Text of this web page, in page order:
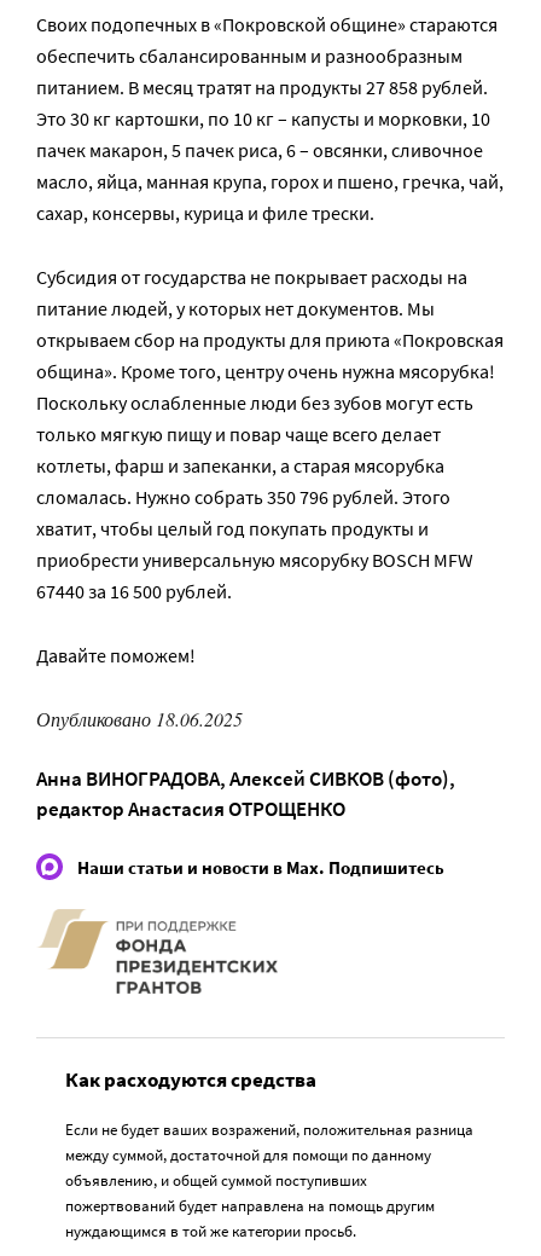
Своих подопечных в «Покровской общине» стараются
обеспечить сбалансированным и разнообразным
питанием. В месяц тратят на продукты 27 858 рублей.
Это 30 кг картошки, по 10 кг – капусты и морковки, 10
пачек макарон, 5 пачек риса, 6 – овсянки, сливочное
масло, яйца, манная крупа, горох и пшено, гречка, чай,
сахар, консервы, курица и филе трески.
Субсидия от государства не покрывает расходы на
питание людей, у которых нет документов. Мы
открываем сбор на продукты для приюта «Покровская
община». Кроме того, центру очень нужна мясорубка!
Поскольку ослабленные люди без зубов могут есть
только мягкую пищу и повар чаще всего делает
котлеты, фарш и запеканки, а старая мясорубка
сломалась. Нужно собрать 350 796 рублей. Этого
хватит, чтобы целый год покупать продукты и
приобрести универсальную мясорубку BOSCH MFW
67440 за 16 500 рублей.
Давайте поможем!
Опубликовано 18.06.2025
Анна ВИНОГРАДОВА,Алексей СИВКОВ (фото),
редакторАнастасия ОТРОЩЕНКО
Наши статьи и новости в Max. Подпишитесь
Как расходуются средства
Если не будет ваших возражений, положительная разница
между суммой, достаточной для помощи по данному
объявлению, и общей суммой поступивших
пожертвований будет направлена на помощь другим
нуждающимся в той же категории просьб.